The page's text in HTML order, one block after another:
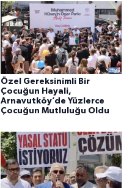
Özel Gereksinimli Bir
Çocuğun Hayali,
Arnavutköy’de Yüzlerce
Çocuğun Mutluluğu Oldu